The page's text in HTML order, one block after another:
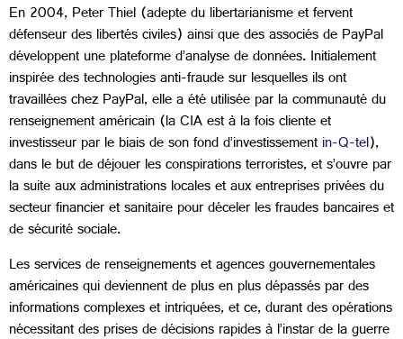
En 2004, Peter Thiel (adepte du libertarianisme et fervent
défenseur des libertés civiles) ainsi que des associés de PayPal
développent une plateforme d’analyse de données. Initialement
inspirée des technologies anti-fraude sur lesquelles ils ont
travaillées chez PayPal, elle a été utilisée par la communauté du
renseignement américain (la CIA est à la fois cliente et
investisseur par le biais de son fond d’investissementin-Q-tel),
dans le but de déjouer les conspirations terroristes, et s’ouvre par
la suite aux administrations locales et aux entreprises privées du
secteur financier et sanitaire pour déceler les fraudes bancaires et
de sécurité sociale.
Les services de renseignements et agences gouvernementales
américaines qui deviennent de plus en plus dépassés par des
informations complexes et intriquées, et ce, durant des opérations
nécessitant des prises de décisions rapides à l’instar de la guerre